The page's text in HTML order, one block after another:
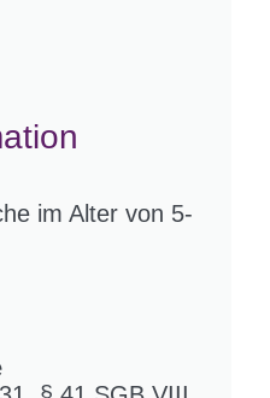
im Alter von 5-